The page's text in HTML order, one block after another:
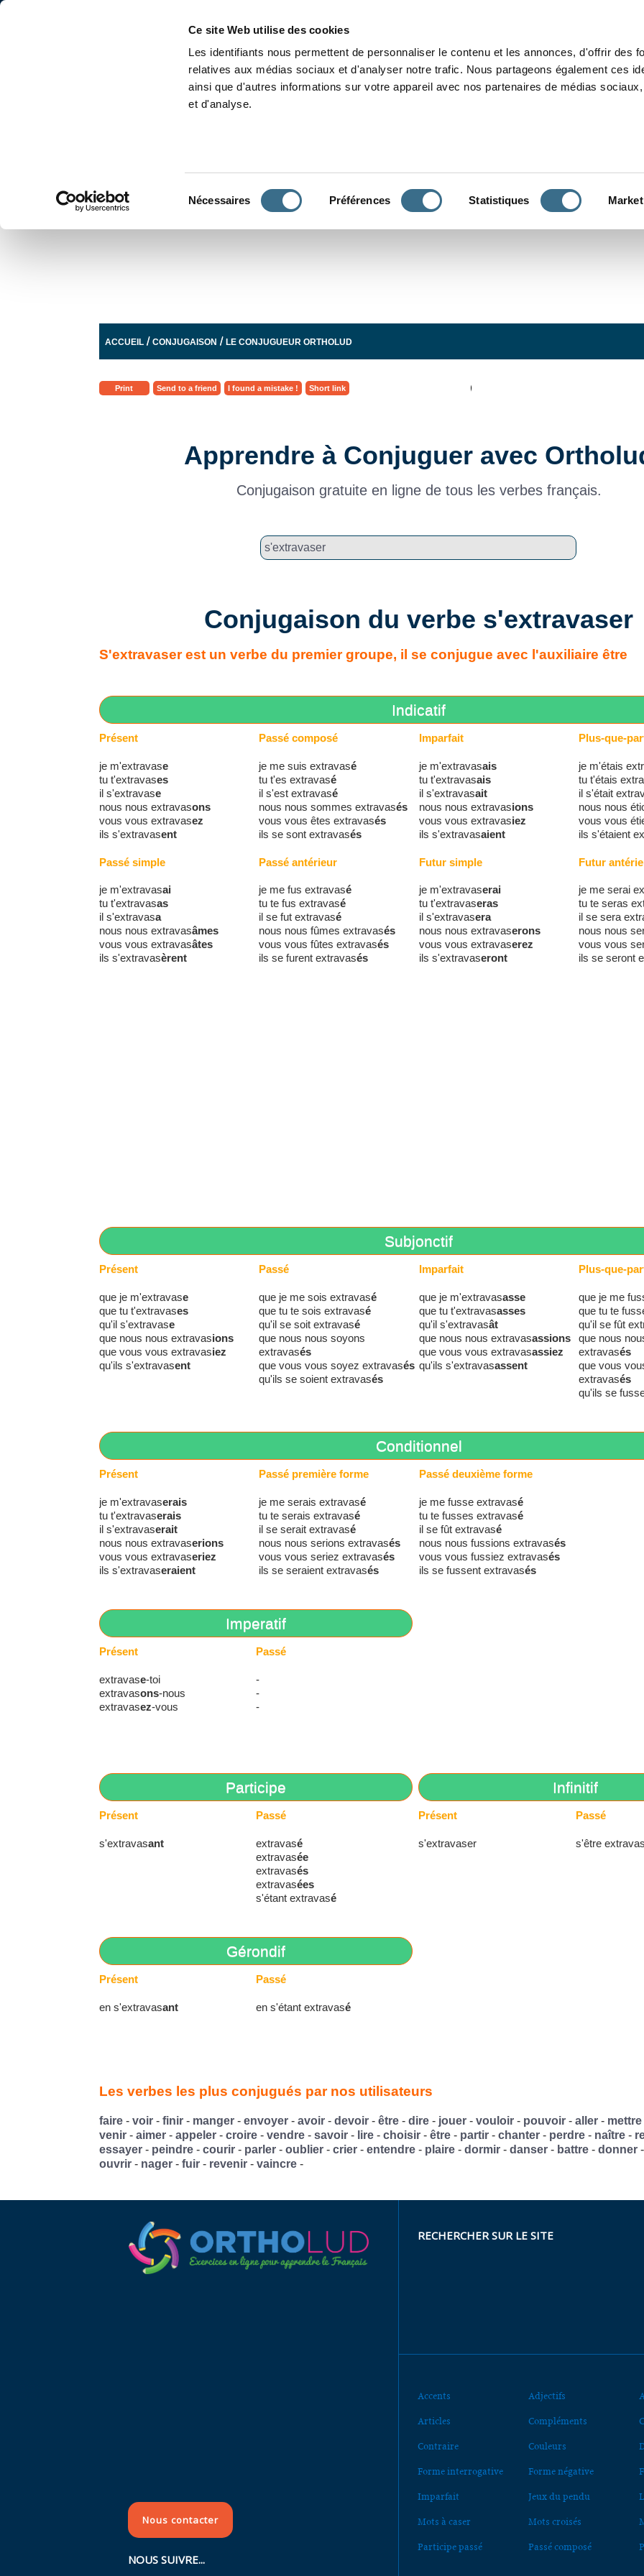
Ce site Web utilise des cookies
Les identifiants nous permettent de personnaliser le contenu et les annonces, d'offrir des
relatives aux médias sociaux et d'analyser notre trafic. Nous partageons également ces
ainsi que d'autres informations sur votre appareil avec nos partenaires de médias
et d'analyse.
Nécessaires Préférences Statistiques
ACCUEIL /CONJUGAISON /LE CONJUGUEUR ORTHOLUD
Print Send to a friend I found a mistake ! Short link
Apprendre à Conjuguer avec
Conjugaison gratuite en ligne de tous les verbes français.
Conjugaison du verbe s'extravaser
S'extravaser est un verbe du premier groupe, il se conjugue avec l'auxiliaire être
Indicatif
Présent
je m'extravase
tu t'extravases
il s'extravase
nous nous extravasons
vous vous extravasez
ils s'extravasent
Passé composé
je me suis extravasé
tu t'es extravasé
il s'est extravasé
nous nous sommes extravasés
vous vous êtes extravasés
ils se sont extravasés
Imparfait
je m'extravasais
tu t'extravasais
il s'extravasait
nous nous extravasions
vous vous extravasiez
ils s'extravasaient
Plus-que-
je m'étais
tu t'étais
il s'était
nous nous
vous vous
ils s'étaient
Passé simple
je m'extravasai
tu t'extravasas
il s'extravasa
nous nous extravasâmes
vous vous extravasâtes
ils s'extravasèrent
Passé antérieur
je me fus extravasé
tu te fus extravasé
il se fut extravasé
nous nous fûmes extravasés
vous vous fûtes extravasés
ils se furent extravasés
Futur simple
je m'extravaserai
tu t'extravaseras
il s'extravasera
nous nous extravaserons
vous vous extravaserez
ils s'extravaseront
Futur
je me serai
tu te seras
il se sera
nous nous
vous vous
ils se seront
Subjonctif
Présent
que je m'extravase
que tu t'extravases
qu'il s'extravase
que nous nous extravasions
que vous vous extravasiez
qu'ils s'extravasent
Passé
que je me sois extravasé
que tu te sois extravasé
qu'il se soit extravasé
que nous nous soyons
extravasés
que vous vous soyez extravasés
qu'ils se soient extravasés
Imparfait
que je m'extravasasse
que tu t'extravasasses
qu'il s'extravasât
que nous nous extravasassions
que vous vous extravasassiez
qu'ils s'extravasassent
Plus-que-
que je me
que tu te
qu'il se fût
que nous
extravasés
que vous
extravasés
qu'ils se
Conditionnel
Présent
je m'extravaserais
tu t'extravaserais
il s'extravaserait
nous nous extravaserions
vous vous extravaseriez
ils s'extravaseraient
Passé première forme
je me serais extravasé
tu te serais extravasé
il se serait extravasé
nous nous serions extravasés
vous vous seriez extravasés
ils se seraient extravasés
Passé deuxième forme
je me fusse extravasé
tu te fusses extravasé
il se fût extravasé
nous nous fussions extravasés
vous vous fussiez extravasés
ils se fussent extravasés
Imperatif
Présent
extravase-toi
extravasons-nous
extravasez-vous
Passé
-
-
-
Participe
Présent
s'extravasant
Passé
extravasé
extravasée
extravasés
extravasées
s'étant extravasé
Infinitif
Présent
s'extravaser
Passé
s'être
Gérondif
Présent
en s'extravasant
Passé
en s'étant extravasé
Les verbes les plus conjugués par nos utilisateurs
faire- voir- finir- manger- envoyer- avoir- devoir- être- dire- jouer- vouloir- pouvoir- aller- mettre
venir- aimer- appeler- croire- vendre- savoir- lire- choisir- être- partir- chanter- perdre- naître-
essayer- peindre- courir- parler- oublier- crier- entendre- plaire- dormir- danser- battre- donner
ouvrir- nager- fuir- revenir- vaincre-
Nous contacter
NOUS SUIVRE...
RECHERCHER SUR LE SITE
Accents Adjectifs
Articles Compléments
Contraire Couleurs
Forme interrogative Forme négative
Imparfait Jeux du pendu
Mots à caser Mots croisés
Participe passé Passé composé